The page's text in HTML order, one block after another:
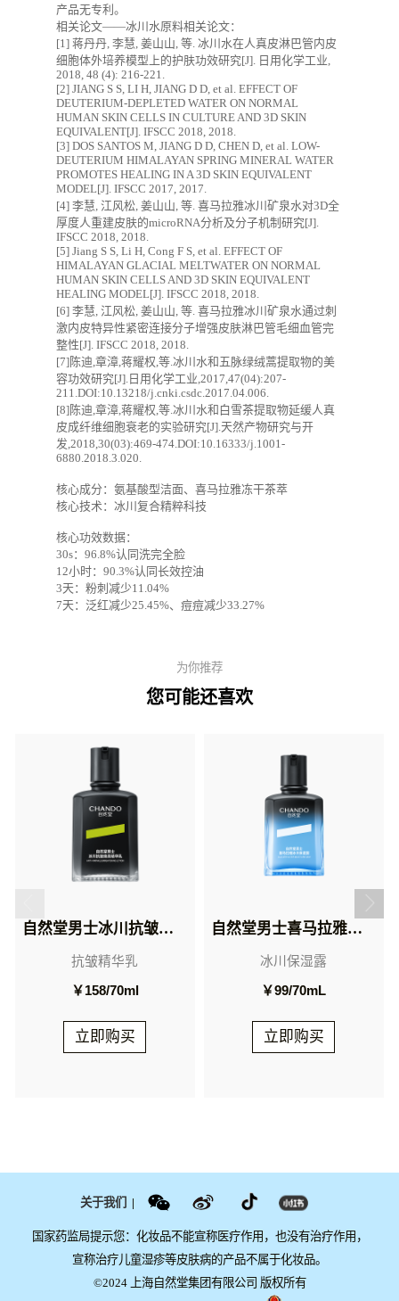
产品无专利。
相关论文——冰川水原料相关论文：
[1] 蒋丹丹, 李慧, 姜山山, 等. 冰川水在人真皮淋巴管内皮
细胞体外培养模型上的护肤功效研究[J]. 日用化学工业,
2018, 48 (4): 216-221.
[2] JIANG S S, LI H, JIANG D D, et al. EFFECT OF
DEUTERIUM-DEPLETED WATER ON NORMAL
HUMAN SKIN CELLS IN CULTURE AND 3D SKIN
EQUIVALENT[J]. IFSCC 2018, 2018.
[3] DOS SANTOS M, JIANG D D, CHEN D, et al. LOW-
DEUTERIUM HIMALAYAN SPRING MINERAL WATER
PROMOTES HEALING IN A 3D SKIN EQUIVALENT
MODEL[J]. IFSCC 2017, 2017.
[4] 李慧, 江风松, 姜山山, 等. 喜马拉雅冰川矿泉水对3D全
厚度人重建皮肤的microRNA分析及分子机制研究[J].
IFSCC 2018, 2018.
[5] Jiang S S, Li H, Cong F S, et al. EFFECT OF
HIMALAYAN GLACIAL MELTWATER ON NORMAL
HUMAN SKIN CELLS AND 3D SKIN EQUIVALENT
HEALING MODEL[J]. IFSCC 2018, 2018.
[6] 李慧, 江风松, 姜山山, 等. 喜马拉雅冰川矿泉水通过刺
激内皮特异性紧密连接分子增强皮肤淋巴管毛细血管完
整性[J]. IFSCC 2018, 2018.
[7]陈迪,章漳,蒋耀权,等.冰川水和五脉绿绒蒿提取物的美
容功效研究[J].日用化学工业,2017,47(04):207-
211.DOI:10.13218/j.cnki.csdc.2017.04.006.
[8]陈迪,章漳,蒋耀权,等.冰川水和白雪茶提取物延缓人真
皮成纤维细胞衰老的实验研究[J].天然产物研究与开
发,2018,30(03):469-474.DOI:10.16333/j.1001-
6880.2018.3.020.
核心成分：氨基酸型洁面、喜马拉雅冻干茶萃
核心技术：冰川复合精粹科技
核心功效数据：
30s：96.8%认同洗完全脸
12小时：90.3%认同长效控油
3天：粉刺减少11.04%
7天：泛红减少25.45%、痘痘减少33.27%
为你推荐
您可能还喜欢
自然堂男士冰川抗皱焕亮精华乳
抗皱精华乳
￥158/70ml
立即购买
自然堂男士喜马拉雅冰川保湿露
冰川保湿露
￥99/70mL
立即购买
关于我们 |
国家药监局提示您：化妆品不能宣称医疗作用，也没有治疗作用，
宣称治疗儿童湿疹等皮肤病的产品不属于化妆品。
©2024 上海自然堂集团有限公司 版权所有